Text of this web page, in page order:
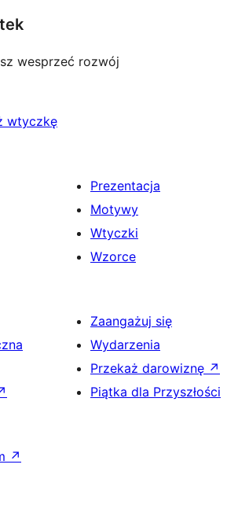
wesprzeć rozwój
wtyczkę
Prezentacja
Motywy
Wtyczki
Wzorce
Zaangażuj się
Wydarzenia
Przekaż darowiznę ↗
Piątka dla Przyszłości
↗